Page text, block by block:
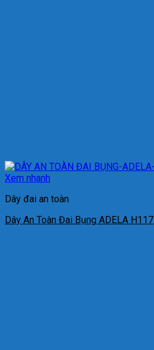
Xem nhanh
Dây đai an toàn
Dây An Toàn Đai Bụng ADELA H117